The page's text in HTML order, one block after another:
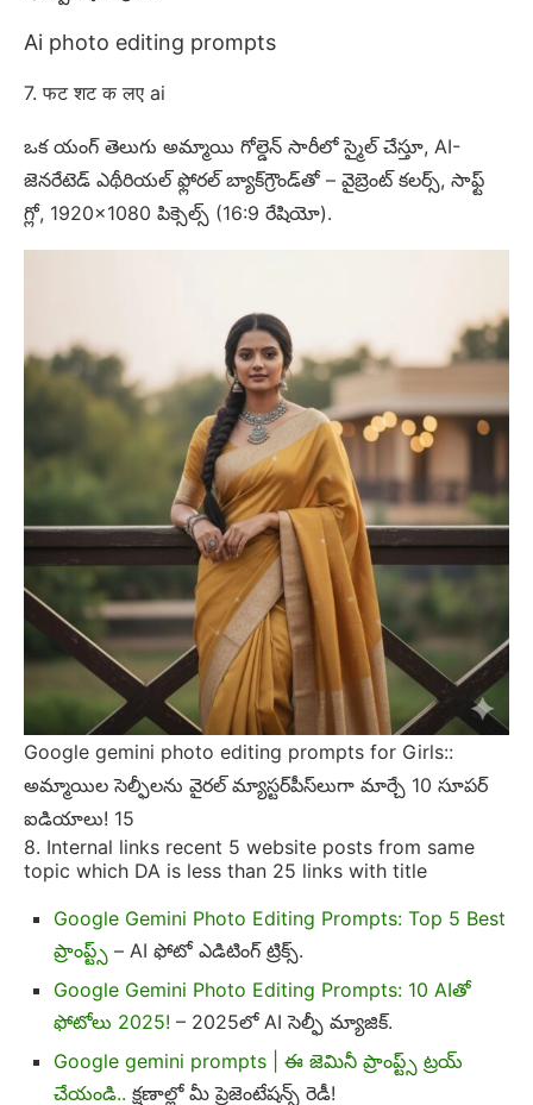
Ai photo editing prompts
7. फट शट क लए ai
ఒక యంగ్ తెలుగు అమ్మాయి గోల్డెన్ సారీలో స్మైల్ చేస్తూ, AI-
జెనరేటెడ్ ఎథీరియల్ ఫ్లోరల్ బ్యాక్‌గ్రౌండ్‌తో – వైబ్రెంట్ కలర్స్, సాఫ్ట్
గ్లో, 1920×1080 పిక్సెల్స్ (16:9 రేషియో).
Google gemini photo editing prompts for Girls::
అమ్మాయిల సెల్ఫీలను వైరల్ మ్యాస్టర్‌పీస్‌లుగా మార్చే 10 సూపర్
ఐడియాలు! 15
8. Internal links recent 5 website posts from same
topic which DA is less than 25 links with title
Google Gemini Photo Editing Prompts: Top 5 Best
ప్రాంప్ట్స్ – AI ఫోటో ఎడిటింగ్ ట్రిక్స్.
Google Gemini Photo Editing Prompts: 10 AIతో
ఫోటోలు 2025! – 2025లో AI సెల్ఫీ మ్యాజిక్.
Google gemini prompts | ఈ జెమినీ ప్రాంప్ట్స్​ ట్రయ్​
చేయండి.. క్షణాల్లో మీ ప్రెజెంటేషన్స్​ రెడీ!